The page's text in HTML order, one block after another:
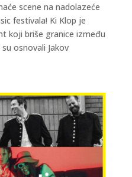
scene na nadolazeće
festivala! Ki Klop je
koji briše granice između
osnovali Jakov